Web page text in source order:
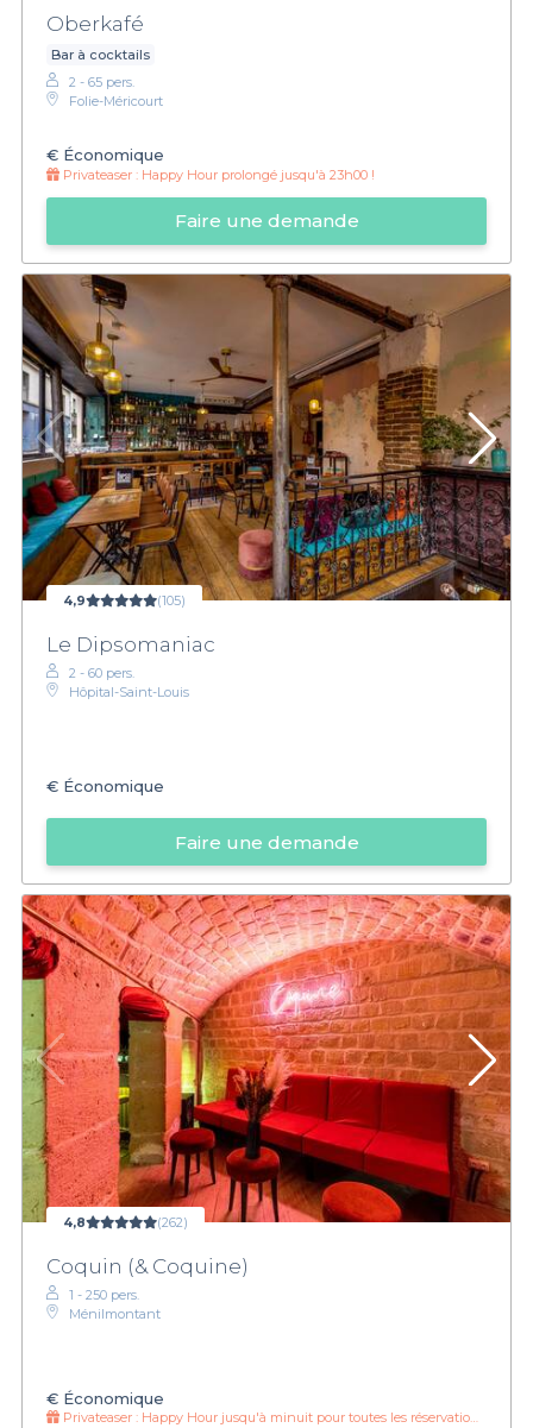
Oberkafé
Bar à cocktails
2 - 65 pers.
Folie-Méricourt
€ Économique
Privateaser : Happy Hour prolongé jusqu'à 23h00 !
Faire une demande
4,9 (105)
Le Dipsomaniac
2 - 60 pers.
Hôpital-Saint-Louis
€ Économique
Faire une demande
4,8 (262)
Coquin (& Coquine)
1 - 250 pers.
Ménilmontant
€ Économique
Privateaser : Happy Hour jusqu'à minuit pour toutes les réservations Privateaser 🌈☀️